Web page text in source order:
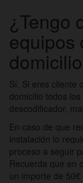
¿Tengo
equipos
Sí. Si eres cliente
domicilio todos
descodificador,
En caso de que
instalación lo
proceso a seguir
Recuerda que en
un importe de